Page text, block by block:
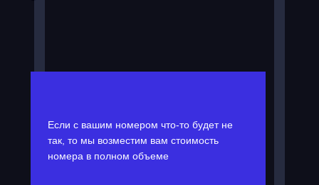
Если с вашим номером что-то будет не
так, то мы возместим вам стоимость
номера в полном объеме